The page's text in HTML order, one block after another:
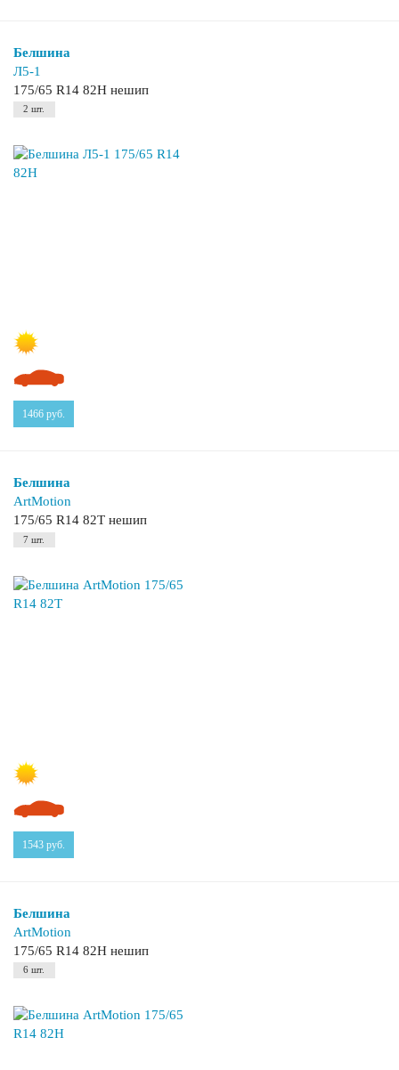
Белшина
Л5-1
175/65 R14 82H нешип
2 шт.
1466 руб.
Белшина
ArtMotion
175/65 R14 82T нешип
7 шт.
1543 руб.
Белшина
ArtMotion
175/65 R14 82H нешип
6 шт.